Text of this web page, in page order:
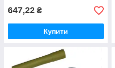
647,22 ₴
Купити